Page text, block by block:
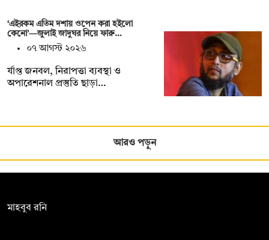
‘এইরকম এতিম দশায় ওপেন করা হইলো
কেনো’—জুলাই জাদুঘর নিয়ে ফারু…
০৭ আগস্ট ২০২৬
র্যাপ্ত জনবল, নিরাপত্তা ব্যবস্থা ও
অপারেশনাল প্রস্তুতি ছাড়া…
আরও পড়ুন
মাহবুব রনি